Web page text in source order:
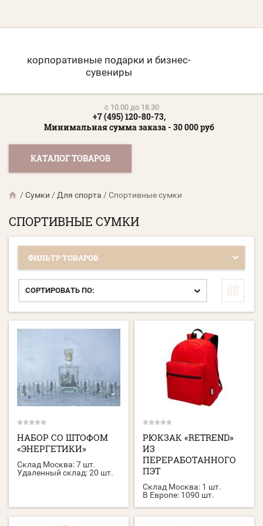
корпоративные подарки и бизнес-
сувениры
c 10.00 до 18.30
+7 (495) 120-80-73,
Минимальная сумма заказа - 30 000 руб
КАТАЛОГ ТОВАРОВ
/Сумки / Для спорта /Спортивные сумки
СПОРТИВНЫЕ СУМКИ
ФИЛЬТР ТОВАРОВ
СОРТИРОВАТЬ ПО:
НАБОР СО ШТОФОМ
«ЭНЕРГЕТИКИ»
Склад Москва:7 шт.
Удаленный склад:20 шт.
РЮКЗАК «RETREND»
ИЗ
ПЕРЕРАБОТАННОГО
ПЭТ
Склад Москва: 1 шт.
В Европе: 1090 шт.